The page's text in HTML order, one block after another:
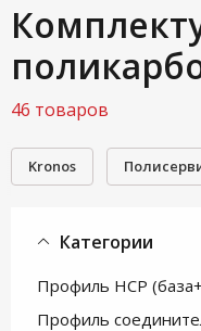
46 товаров
Kronos
Категории
Профиль НСР
Профиль